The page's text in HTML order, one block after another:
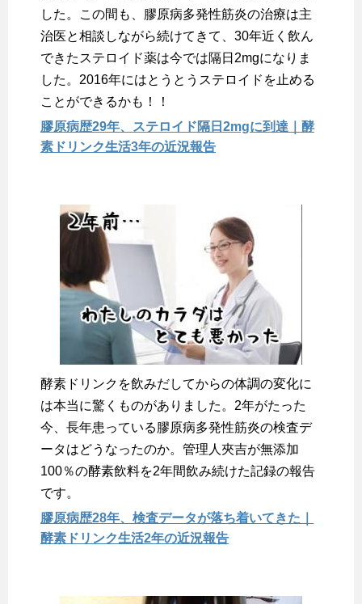
した。この間も、膠原病多発性筋炎の治療は主
治医と相談しながら続けてきて、30年近く飲ん
できたステロイド薬は今では隔日2mgになりま
した。2016年にはとうとうステロイドを止める
ことができるかも！！
膠原病歴29年、ステロイド隔日2mgに到達｜酵
素ドリンク生活3年の近況報告
酵素ドリンクを飲みだしてからの体調の変化に
は本当に驚くものがありました。2年がたった
今、長年患っている膠原病多発性筋炎の検査デ
ータはどうなったのか。管理人夾吉が無添加
100％の酵素飲料を2年間飲み続けた記録の報告
です。
膠原病歴28年、検査データが落ち着いてきた｜
酵素ドリンク生活2年の近況報告